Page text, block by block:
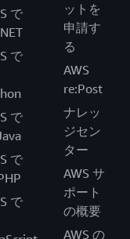
で
で
で
で
で
ットを
申請す
る
AWS
re:Post
ナレッ
ジセン
ター
AWS サ
ポート
の概要
AWS の